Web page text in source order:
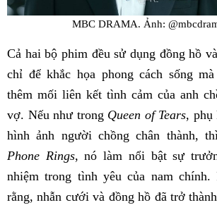
MBC DRAMA. Ảnh:
Cả hai bộ phim đều sử dụng đồng hồ
chỉ để khắc họa phong cách sống
thêm mối liên kết tình cảm của anh
vợ. Nếu như trong Queen of Tears, phụ
hình ảnh người chồng chân thành,
Phone Rings, nó làm nổi bật sự
nhiệm trong tình yêu của nam chính.
rằng, nhẫn cưới và đồng hồ đã trở